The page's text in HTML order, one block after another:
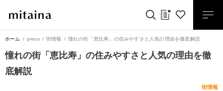
ホーム press 街情報 憧れの街「恵比寿」の住みやすさと人気の理由を徹底解説
憧れの街「恵比寿」の住みやすさと人気の理由を徹
底解説
街情報